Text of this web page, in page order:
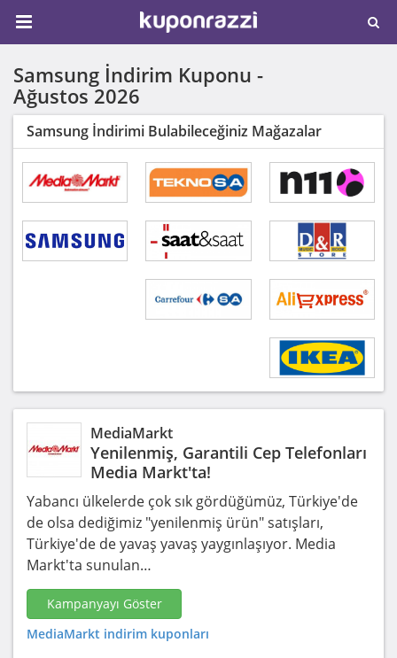
Samsung İndirim Kuponu -
Ağustos 2026
Samsung İndirimi Bulabileceğiniz Mağazalar
MediaMarkt
Yenilenmiş, Garantili Cep Telefonları
Media Markt'ta!
Yabancı ülkelerde çok sık gördüğümüz, Türkiye'de
de olsa dediğimiz "yenilenmiş ürün" satışları,
Türkiye'de de yavaş yavaş yaygınlaşıyor. Media
Markt'ta sunulan…
Kampanyayı Göster
MediaMarkt indirim kuponları